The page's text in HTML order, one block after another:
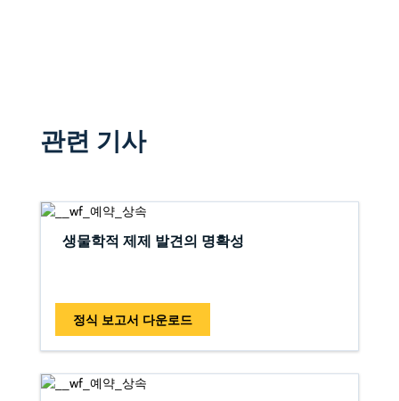
관련 기사
생물학적 제제 발견의 명확성
정식 보고서 다운로드